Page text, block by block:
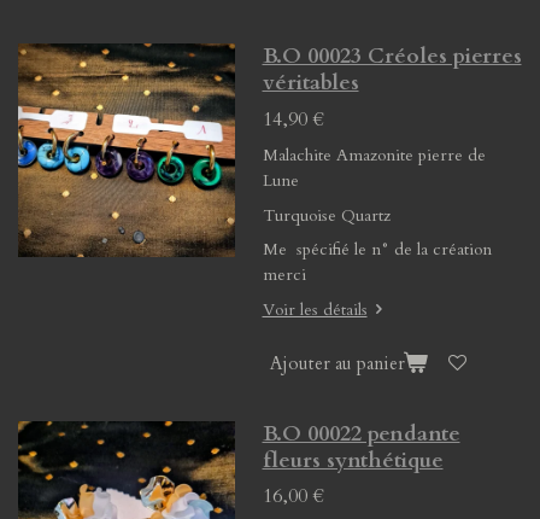
B.O 00023 Créoles pierres
véritables
14,90 €
Malachite Amazonite pierre de
Lune
Turquoise Quartz
Me spécifié le n° de la création
merci
Voir les détails
Ajouter au panier
B.O 00022 pendante
fleurs synthétique
16,00 €